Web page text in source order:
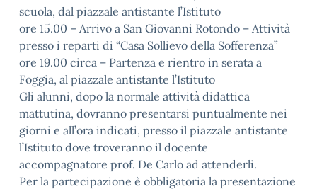
scuola, dal piazzale antistante l’Istituto
ore 15.00 – Arrivo a San Giovanni Rotondo – Attività
presso i reparti di “Casa Sollievo della Sofferenza”
ore 19.00 circa – Partenza e rientro in serata a
Foggia, al piazzale antistante l’Istituto
Gli alunni, dopo la normale attività didattica
mattutina, dovranno presentarsi puntualmente nei
giorni e all’ora indicati, presso il piazzale antistante
l’Istituto dove troveranno il docente
accompagnatore prof. De Carlo ad attenderli.
Per la partecipazione è obbligatoria la presentazione